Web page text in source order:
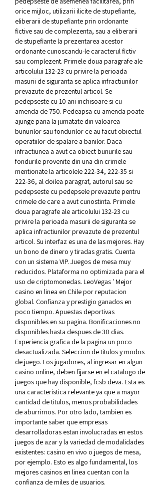
orice mijloc, utilizarii ilicite de stupefiante,
eliberarii de stupefiante prin ordonante
fictive sau de complezenta, sau a eliberarii
de stupefiante la prezentarea acestor
ordonante cunoscandu-le caracterul fictiv
sau complezent. Primele doua paragrafe ale
articolului 132-23 cu privire la perioada
masurii de siguranta se aplica infractiunilor
prevazute de prezentul articol. Se
pedepseste cu 10 ani inchisoare si cu
amenda de 750. Pedeapsa cu amenda poate
ajunge pana la jumatate din valoarea
bunurilor sau fondurilor ce au facut obiectul
operatiilor de spalare a banilor. Daca
infractiunea a avut ca obiect bunurile sau
fondurile provenite din una din crimele
mentionate la articolele 222-34, 222-35 si
222-36, al doilea paragraf, autorul sau se
pedepseste cu pedepsele prevazute pentru
crimele de care a avut cunostinta. Primele
doua paragrafe ale articolului 132-23 cu
privire la perioada masurii de siguranta se
aplica infractiunilor prevazute de prezentul
articol. Su interfaz es una de las mejores. Hay
un bono de dinero y tiradas gratis. Cuenta
con un sistema VIP. Juegos de mesa muy
reducidos. Plataforma no optimizada para el
uso de criptomonedas. LeoVegas ' Mejor
casino en linea en Chile por reputacion
global. Confianza y prestigio ganados en
poco tiempo. Apuestas deportivas
disponibles en su pagina. Bonificaciones no
disponibles hasta despues de 30 dias.
Experiencia grafica de la pagina un poco
desactualizada. Seleccion de titulos y modos
de juego. Los jugadores, al ingresar en algun
casino online, deben fijarse en el catalogo de
juegos que hay disponible, fcsb deva. Esta es
una caracteristica relevante ya que a mayor
cantidad de titulos, menos probabilidades
de aburrirnos. Por otro lado, tambien es
importante saber que empresas
desarrolladoras estan involucradas en estos
juegos de azar y la variedad de modalidades
existentes: casino en vivo o juegos de mesa,
por ejemplo. Esto es algo fundamental, los
mejores casinos en linea cuentan con la
confianza de miles de usuarios.